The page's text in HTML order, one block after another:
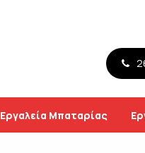
Εργαλεία Μπαταρίας